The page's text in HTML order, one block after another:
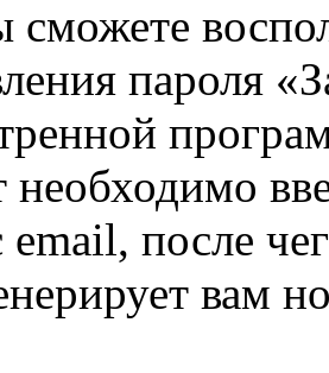
сможете
пароля
необходимо
после
вам